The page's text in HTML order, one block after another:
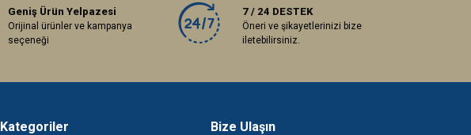
Geniş Ürün Yelpazesi
Orijinal ürünler ve kampanya
seçeneği
7 / 24 DESTEK
Öneri ve şikayetlerinizi bize
iletebilirsiniz.
Kategoriler Bize Ulaşın